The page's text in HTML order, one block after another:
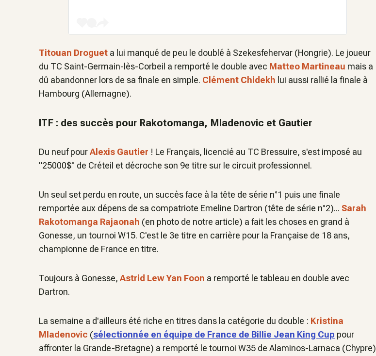
Titouan Droguet a lui manqué de peu le doublé à Szekesfehervar (Hongrie). Le joueur
du TC Saint-Germain-lès-Corbeil a remporté le double avec Matteo Martineau mais a
dû abandonner lors de sa finale en simple. Clément Chidekh lui aussi rallié la finale à
Hambourg (Allemagne).
ITF : des succès pour Rakotomanga, Mladenovic et Gautier
Du neuf pourAlexis Gautier ! Le Français, licencié au TC Bressuire, s'est imposé au
"25000$" de Créteil et décroche son 9e titre sur le circuit professionnel.
Un seul set perdu en route, un succès face à la tête de série n°1 puis une finale
remportée aux dépens de sa compatriote Emeline Dartron (tête de série n°2)... Sarah
Rakotomanga Rajaonah (en photo de notre article) a fait les choses en grand à
Gonesse, un tournoi W15. C'est le 3e titre en carrière pour la Française de 18 ans,
championne de France en titre.
Toujours à Gonesse, Astrid Lew Yan Foon a remporté le tableau en double avec
Dartron.
La semaine a d'ailleurs été riche en titres dans la catégorie du double : Kristina
Mladenovic (sélectionnée en équipe de France de Billie Jean King Cup pour
affronter la Grande-Bretagne) a remporté le tournoi W35 de Alaminos-Larnaca (Chypre)